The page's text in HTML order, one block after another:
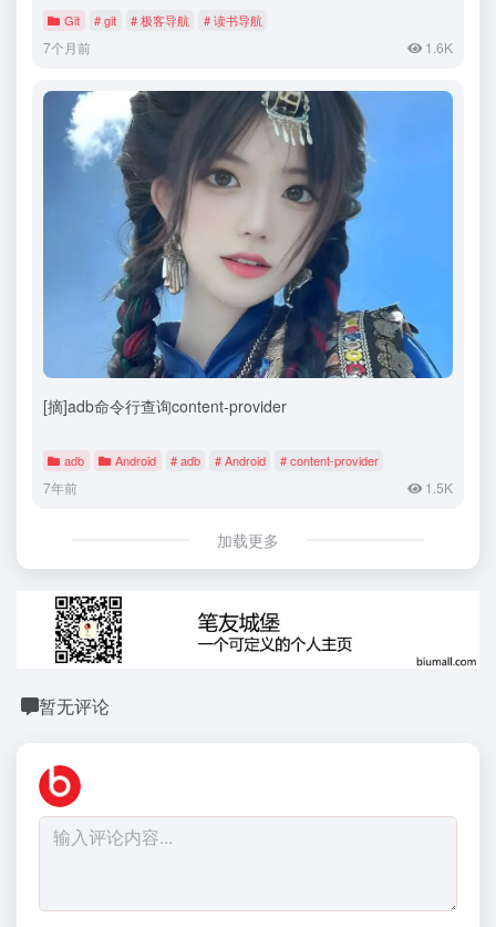
Git # git # 极客导航 # 读书导航
7个月前 1.6K
[摘]adb命令行查询content-provider
adb Android # adb # Android # content-provider
7年前 1.5K
加载更多
暂无评论